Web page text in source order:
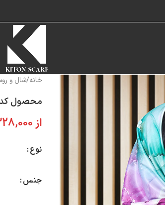
خانه/شال و
محصول کد
از
نوع
جنس